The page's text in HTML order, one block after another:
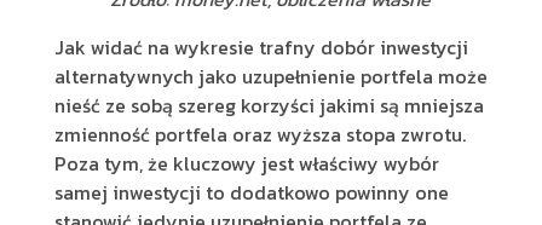
Jak widać na wykresie trafny dobór inwestycji
alternatywnych jako uzupełnienie portfela może
nieść ze sobą szereg korzyści jakimi są mniejsza
zmienność portfela oraz wyższa stopa zwrotu.
Poza tym, że kluczowy jest właściwy wybór
samej inwestycji to dodatkowo powinny one